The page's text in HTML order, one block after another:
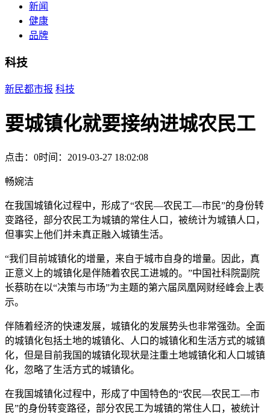
新闻
健康
品牌
科技
新民都市报 科技
要城镇化就要接纳进城农民工
点击：0时间：2019-03-27 18:02:08
畅婉洁
在我国城镇化过程中，形成了“农民—农民工—市民”的身份转
变路径，部分农民工为城镇的常住人口，被统计为城镇人口，
但事实上他们并未真正融入城镇生活。
“我们目前城镇化的增量，来自于城市自身的增量。因此，真
正意义上的城镇化是伴随着农民工进城的。”中国社科院副院
长蔡昉在以“决策与市场”为主题的第六届凤凰网财经峰会上表
示。
伴随着经济的快速发展，城镇化的发展势头也非常强劲。全面
的城镇化包括土地的城镇化、人口的城镇化和生活方式的城镇
化，但是目前我国的城镇化现状是注重土地城镇化和人口城镇
化，忽略了生活方式的城镇化。
在我国城镇化过程中，形成了中国特色的“农民—农民工—市
民”的身份转变路径，部分农民工为城镇的常住人口，被统计